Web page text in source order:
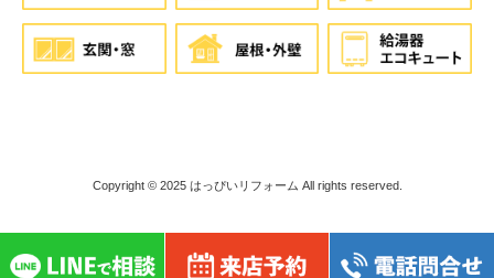
Copyright © 2025 はっぴいリフォーム All rights reserved.